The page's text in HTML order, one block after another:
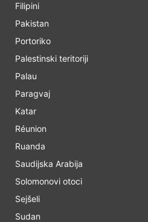
Filipini
Pakistan
Portoriko
Palestinski teritoriji
Palau
Paragvaj
Katar
Réunion
Ruanda
Saudijska Arabija
Solomonovi otoci
Sejšeli
Sudan